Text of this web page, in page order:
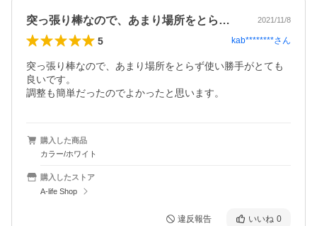
突っ張り棒なので、あまり場所をとらず使… 2021/11/8
5 kab********さん
突っ張り棒なので、あまり場所をとらず使い勝手がとても
良いです。
調整も簡単だったのでよかったと思います。
購入した商品
カラー/ホワイト
購入したストア
A-life Shop
違反報告 いいね 0